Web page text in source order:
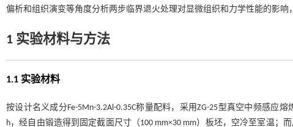
偏析和组织演变等角度分析两步临界退火处理对显微组织和力学性能的影响
1 实验材料与方法
1.1 实验材料
按设计名义成分Fe-5Mn-3.2Al-0.35C称量配料，采用ZG-25型真空中频感
h，经自由锻造得到固定截面尺寸（100 mm×30 mm）板坯，空冷至室温